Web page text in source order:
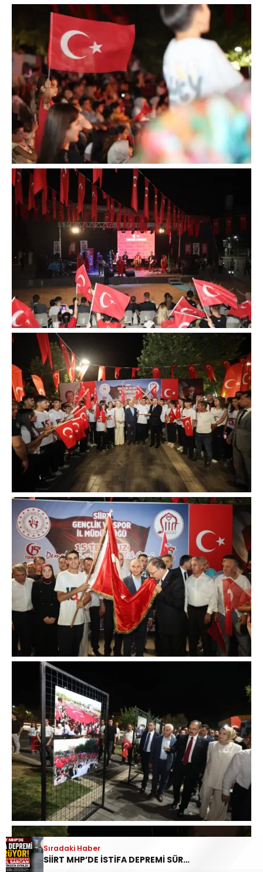
Sıradaki Haber
SİİRT MHP’DE İSTİFA DEPREMİ SÜRÜYOR: İL DİSİPLİN KURULU BAŞKANI HALİL SARCAN GÖREVİNDEN AYRILDI